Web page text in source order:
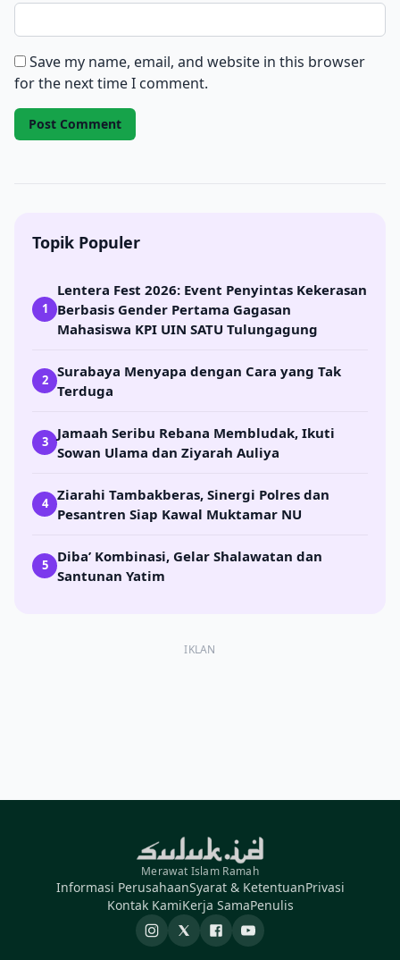
Save my name, email, and website in this browser
for the next time I comment.
Topik Populer
1
Lentera Fest 2026: Event Penyintas Kekerasan
Berbasis Gender Pertama Gagasan
Mahasiswa KPI UIN SATU Tulungagung
2
Surabaya Menyapa dengan Cara yang Tak
Terduga
3
Jamaah Seribu Rebana Membludak, Ikuti
Sowan Ulama dan Ziyarah Auliya
4
Ziarahi Tambakberas, Sinergi Polres dan
Pesantren Siap Kawal Muktamar NU
5
Diba’ Kombinasi, Gelar Shalawatan dan
Santunan Yatim
IKLAN
Merawat Islam Ramah
Informasi PerusahaanSyarat & KetentuanPrivasi
Kontak KamiKerja SamaPenulis
Instagram
X FacebookYouTube